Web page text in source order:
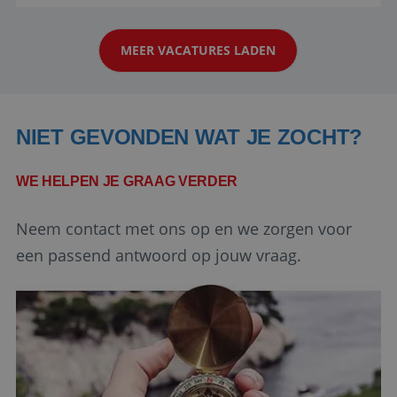
klanten te overtuigen om die droomreis te
boeken! ...
MEER VACATURES LADEN
NIET GEVONDEN WAT JE ZOCHT?
WE HELPEN JE GRAAG VERDER
Neem contact met ons op en we zorgen voor
een passend antwoord op jouw vraag.
Naam
Aanbieder/
Domein
PHPSESSID
PHP.net
Google Privacy Policy